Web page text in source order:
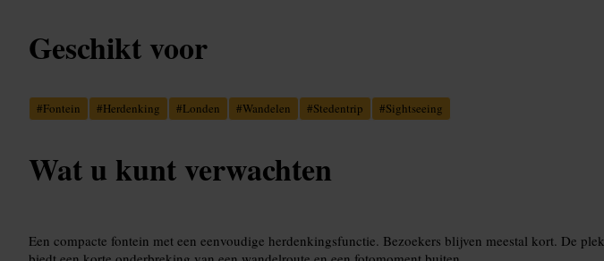
Geschikt voor
#Fontein #Herdenking #Londen #Wandelen #Stedentrip #Sightseeing
Wat u kunt verwachten
Een compacte fontein met een eenvoudige herdenkingsfunctie. Bezoekers blijven meestal kort. De plek